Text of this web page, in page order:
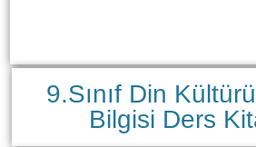
9.Sınıf Din
Bilgisi Ders